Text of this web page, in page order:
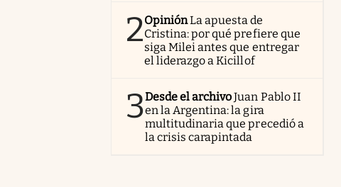
2OpiniónLa apuesta de
Cristina: por qué prefiere que
siga Milei antes que entregar
el liderazgo a Kicillof
3Desde el archivoJuan Pablo II
en la Argentina: la gira
multitudinaria que precedió a
la crisis carapintada